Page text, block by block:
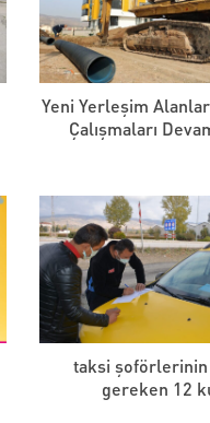
Yeni Yerleşim
Çalışmaları
taksi şoförlerinin
gereken 12